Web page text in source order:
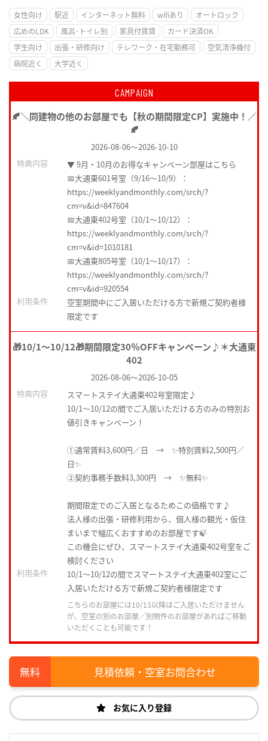
女性向け 駅近 インターネット無料 wifiあり
オートロック
広めのLDK
風呂･トイレ別 家具付賃貸
カード決済OK
学生向け
出張・研修向け テレワーク・在宅勤務可
空気清浄機付
病院近く
大学近く
CAMPAIGN
🍂＼同建物の他のお部屋でも【秋の期間限定CP】実施中！／
🍂
2026-08-06～2026-10-10
特典内容
▼ 9月・10月のお得なキャンペーン部屋はこちら
📅大通東601号室（9/16〜10/9）：
https://weeklyandmonthly.com/srch/?
cm=v&id=847604
📅大通東402号室（10/1〜10/12）：
https://weeklyandmonthly.com/srch/?
cm=v&id=1010181
📅大通東805号室（10/1〜10/17）：
https://weeklyandmonthly.com/srch/?
cm=v&id=920554
利用条件
空室期間中にご入居いただける方で新規ご契約者様
限定です
🎁10/1～10/12🎁期間限定30％OFFキャンペーン♪＊大通東
402
2026-08-06～2026-10-05
特典内容
スマートステイ大通東402号室限定♪
10/1～10/12の間でご入居いただける方のみの特別お
値引きキャンペーン！
①通常賃料3,600円／日 → ✨特別賃料2,500円／
日✨
②契約事務手数料3,300円 → ✨無料✨
期間限定でのご入居となるためこの価格です♪
法人様の出張・研修利用から、個人様の観光・仮住
まいまで幅広くおすすめのお部屋です🍃
この機会にぜひ、スマートステイ大通東402号室をご
検討ください
利用条件
10/1～10/12の間でスマートステイ大通東402室にご
入居いただける方で新規ご契約者様限定です
こちらのお部屋には10/13以降はご入居いただけません
が、空室の別のお部屋／別物件のお部屋があればご移動
いただくことも可能です！
見積依頼・空室お問合わせ
お気に入り登録